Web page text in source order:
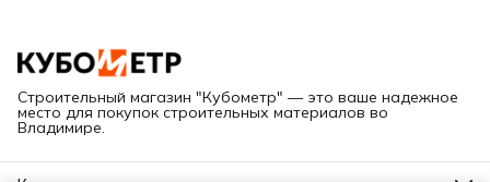
Строительный магазин "Кубометр" — это ваше надежное
место для покупок строительных материалов во
Владимире.